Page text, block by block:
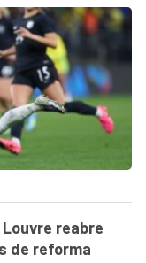
reabre
de reforma